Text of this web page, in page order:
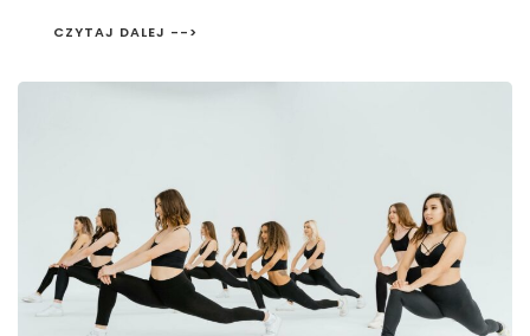
CZYTAJ DALEJ -->